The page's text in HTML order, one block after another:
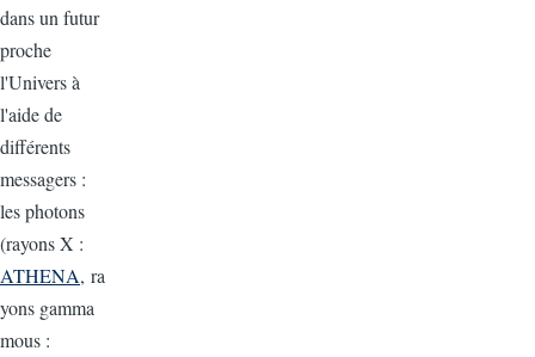
dans un futur
proche
l'Univers à
l'aide de
différents
messagers :
les photons
(rayons X :
ATHENA, ra
yons gamma
mous :